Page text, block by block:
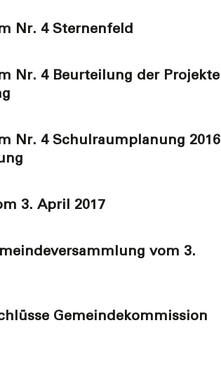
Nr. 4 Sternenfeld
Nr. 4 Beurteilung der Projekte
Nr. 4 Schulraumplanung 2016
3. April 2017
vom 3.
Gemeindekommission